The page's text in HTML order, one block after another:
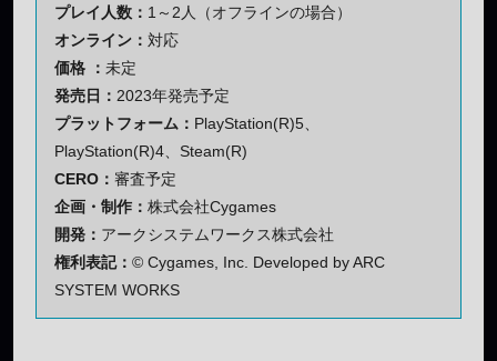
プレイ人数： 1～2人（オフラインの場合）
オンライン： 対応
価格 ： 未定
発売日： 2023年発売予定
プラットフォーム： PlayStation(R)5、
PlayStation(R)4、Steam(R)
CERO： 審査予定
企画・制作： 株式会社Cygames
開発： アークシステムワークス株式会社
権利表記： © Cygames, Inc. Developed by ARC
SYSTEM WORKS